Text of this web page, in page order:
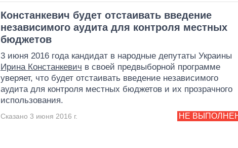
Констанкевич будет отстаивать введение
независимого аудита для контроля местных
бюджетов
3 июня 2016 года кандидат в народные депутаты Украины
Ирина Констанкевич в своей предвыборной программе
уверяет, что будет отстаивать введение независимого
аудита для контроля местных бюджетов и их прозрачного
использования.
НЕ
Сказано 3 июня 2016 г.